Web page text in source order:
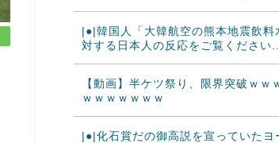
|●|韓国人「大韓航空の熊本地震飲料
対する日本人の反応をご覧ください...
【動画】半ケツ祭り、限界突破ｗｗ
ｗｗｗｗｗｗｗ
|●|化石賞だの御高説を宣っていたヨ